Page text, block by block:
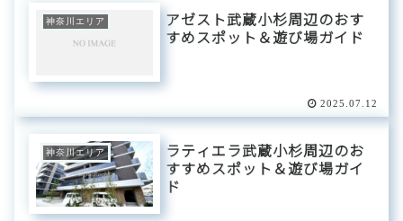
神奈川エリア
アゼスト武蔵小杉周辺のおす
すめスポット＆遊び場ガイド
2025.07.12
神奈川エリア
ラティエラ武蔵小杉周辺のお
すすめスポット＆遊び場ガイ
ド